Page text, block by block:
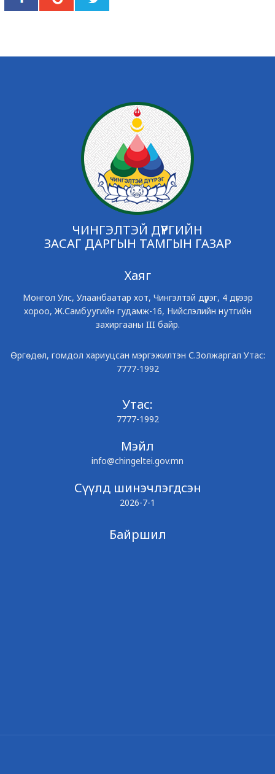
ЧИНГЭЛТЭЙ ДҮҮРГИЙН
ЗАСАГ ДАРГЫН ТАМГЫН ГАЗАР
Хаяг
Монгол Улс, Улаанбаатар хот, Чингэлтэй дүүрэг, 4 дүгээр
хороо, Ж.Самбуугийн гудамж-16, Нийслэлийн нутгийн
захиргааны III байр.
Өргөдөл, гомдол хариуцсан мэргэжилтэн С.Золжаргал Утас:
7777-1992
Утас:
7777-1992
Мэйл
info@chingeltei.gov.mn
Сүүлд шинэчлэгдсэн
2026-7-1
Байршил